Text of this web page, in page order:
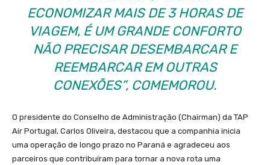
ECONOMIZAR MAIS DE 3 HORAS DE
VIAGEM, É UM GRANDE CONFORTO
NÃO PRECISAR DESEMBARCAR E
REEMBARCAR EM OUTRAS
CONEXÕES”, COMEMOROU.
O presidente do Conselho de Administração (Chairman) da TAP
Air Portugal, Carlos Oliveira, destacou que a companhia inicia
uma operação de longo prazo no Paraná e agradeceu aos
parceiros que contribuíram para tornar a nova rota uma